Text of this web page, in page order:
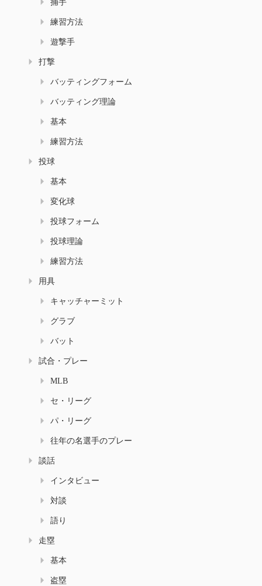
捕手
練習方法
遊撃手
打撃
バッティングフォーム
バッティング理論
基本
練習方法
投球
基本
変化球
投球フォーム
投球理論
練習方法
用具
キャッチャーミット
グラブ
バット
試合・プレー
MLB
セ・リーグ
パ・リーグ
往年の名選手のプレー
談話
インタビュー
対談
語り
走塁
基本
盗塁